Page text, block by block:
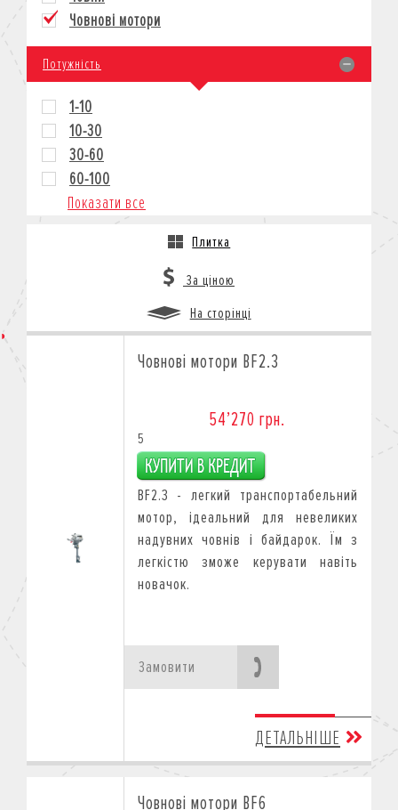
МОТОЦИКЛИ
СТРАХУВАННЯ
КОРПОРАТИВНИМ КЛІЄНТАМ
Човнові мотори
Потужність
1-10
10-30
30-60
60-100
Показати все
Плитка
За ціною
На сторінці
Човнові мотори BF2.3
54’270 грн.
5
BF2.3 - легкий транспортабельний
мотор, ідеальний для невеликих
надувних човнів і байдарок. Їм з
легкістю зможе керувати навіть
новачок.
Замовити
ДЕТАЛЬНІШЕ
Човнові мотори BF6